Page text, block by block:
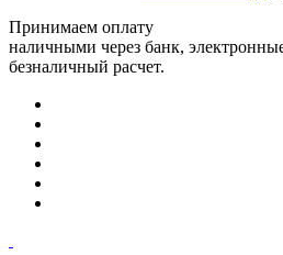
Принимаем оплату
наличными через банк,
безналичный расчет.